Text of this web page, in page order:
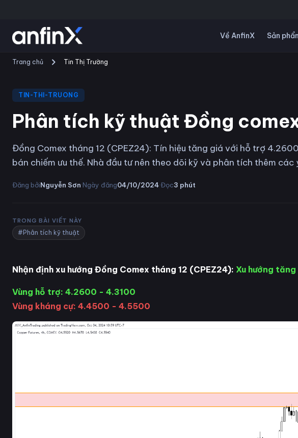
Về AnfinX Sản
Trang chủ Tin Thị Trường
TIN-THI-TRUONG
Phân tích kỹ thuật Đồng
Đồng Comex tháng 12 (CPEZ24): Tín hiệu tăng giá với hỗ trợ
bán chiếm ưu thế. Nhà đầu tư nên theo dõi kỹ và phân tích thêm
Đăng bởiNguyễn Sơn·Ngày đăng04/10/2024·Đọc3 phút
TRONG BÀI VIẾT NÀY
#Phân tích kỹ thuật
Nhận định xu hướng Đồng Comex tháng 12 (CPEZ24): Xu hướng tăng
Vùng hỗ trợ: 4.2600 - 4.3100
Vùng kháng cự: 4.4500 - 4.5500